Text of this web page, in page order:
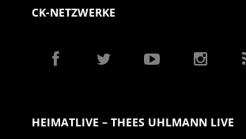
CK-NETZWERKE
HEIMATLIVE – THEES UHLMANN LIVE